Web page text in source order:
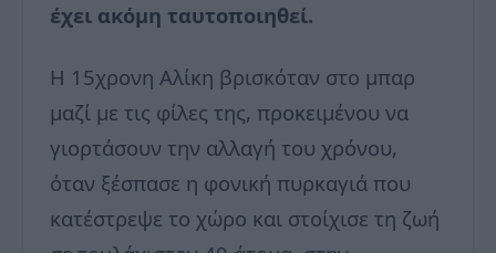
έχει ακόμη ταυτοποιηθεί.
Η 15χρονη Αλίκη βρισκόταν στο μπαρ
μαζί με τις φίλες της, προκειμένου να
γιορτάσουν την αλλαγή του χρόνου,
όταν ξέσπασε η φονική πυρκαγιά που
κατέστρεψε το χώρο και στοίχισε τη ζωή